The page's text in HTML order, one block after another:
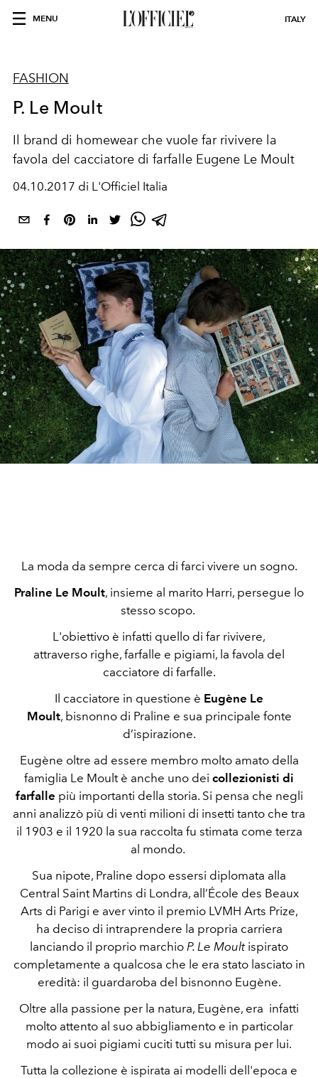
MENU ITALY
FASHION
P. Le Moult
Il brand di homewear che vuole far rivivere la
favola del cacciatore di farfalle Eugene Le Moult
04.10.2017 di L'Officiel Italia
La moda da sempre cerca di farci vivere un sogno.
Praline Le Moult, insieme al marito Harri, persegue lo
stesso scopo.
L'obiettivo è infatti quello di far rivivere,
attraverso righe, farfalle e pigiami, la favola del
cacciatore di farfalle.
Il cacciatore in questione è Eugène Le
Moult, bisnonno di Praline e sua principale fonte
d’ispirazione.
Eugène oltre ad essere membro molto amato della
famiglia Le Moult è anche uno dei collezionisti di
farfalle più importanti della storia. Si pensa che negli
anni analizzò più di venti milioni di insetti tanto che tra
il 1903 e il 1920 la sua raccolta fu stimata come terza
al mondo.
Sua nipote, Praline dopo essersi diplomata alla
Central Saint Martins di Londra, all’École des Beaux
Arts di Parigi e aver vinto il premio LVMH Arts Prize,
ha deciso di intraprendere la propria carriera
lanciando il proprio marchio P. Le Moultispirato
completamente a qualcosa che le era stato lasciato in
eredità: il guardaroba del bisnonno Eugène.
Oltre alla passione per la natura, Eugène, era infatti
molto attento al suo abbigliamento e in particolar
modo ai suoi pigiami cuciti tutti su misura per lui.
Tutta la collezione è ispirata ai modelli dell'epoca e